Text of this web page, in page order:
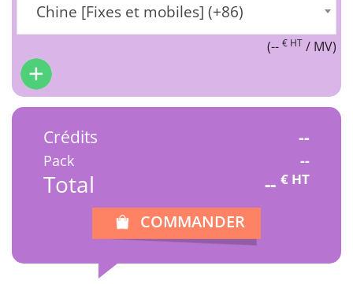
Chine [Fixes et mobiles] (+86)
(-- € HT / MV)
Crédits --
Pack --
Total -- € HT
COMMANDER